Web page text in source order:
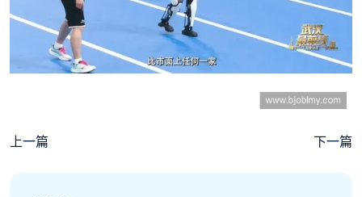
上一篇 下一篇